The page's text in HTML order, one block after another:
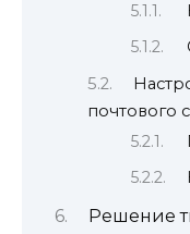
почтового
Решение